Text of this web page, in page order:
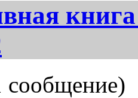
сообщение)